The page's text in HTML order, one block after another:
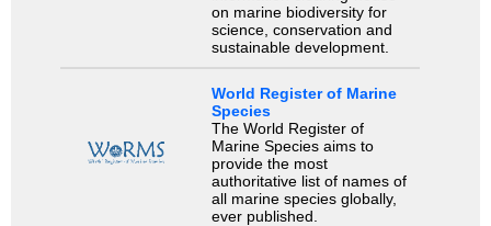
on marine biodiversity for
science, conservation and
sustainable development.
World Register of Marine
Species
The World Register of
Marine Species aims to
provide the most
authoritative list of names of
all marine species globally,
ever published.